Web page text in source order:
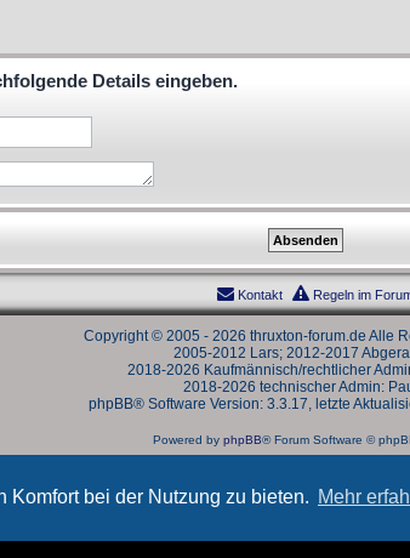
Komfort bei der Nutzung zu bieten. Mehr
Details eingeben.
Regeln im
Kontakt
Copyright © 2005 - 2026 thruxton-forum.de Alle
2005-2012 Lars; 2012-2017
2018-2026 Kaufmännisch/rechtlicher
2018-2026 technischer Admin:
phpBB® Software Version: 3.3.17, letzte
Powered by phpBB® Forum Software ©